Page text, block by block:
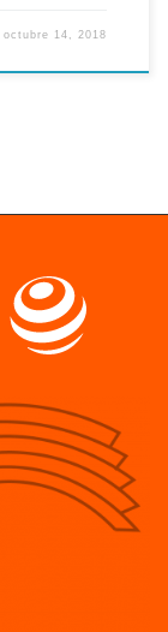
octubre 14, 2018